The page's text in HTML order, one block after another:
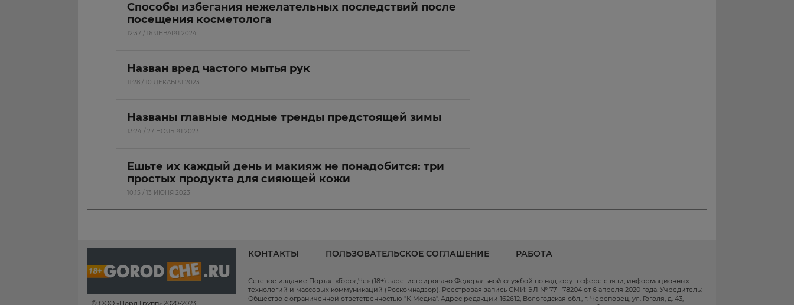
Способы избегания нежелательных последствий после
посещения косметолога
12:37 / 16 ЯНВАРЯ 2024
Назван вред частого мытья рук
11:28 / 10 ДЕКАБРЯ 2023
Названы главные модные тренды предстоящей зимы
13:24 / 27 НОЯБРЯ 2023
Ешьте их каждый день и макияж не понадобится: три
простых продукта для сияющей кожи
10:15 / 13 ИЮНЯ 2023
КОНТАКТЫ ПОЛЬЗОВАТЕЛЬСКОЕ СОГЛАШЕНИЕ РАБОТА
Сетевое издание Портал «ГородЧе» (18+) зарегистрировано Федеральной службой по надзору в сфере связи, информационных
технологий и массовых коммуникаций (Роскомнадзор). Реестровая запись СМИ: ЭЛ № 77 - 78204 от 6 апреля 2020 года. Учредитель:
Общество с ограниченной ответственностью "К Медиа". Адрес редакции 162612, Вологодская обл., г. Череповец, ул. Гоголя, д. 43,